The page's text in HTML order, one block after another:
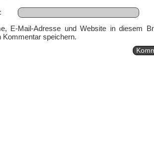
E-Mail-Adresse und Website in diesem
Kommentar speichern.